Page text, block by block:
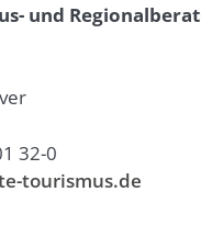
und
32-0
tourismus.de